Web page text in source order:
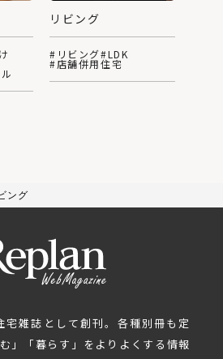
リビング
#リビング#LDK
#店舗併用住宅
ング
雑誌として創刊。各種別冊も定
」「暮らす」をよりよくする情報